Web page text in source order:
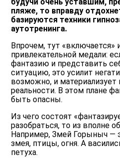
пляже, то вправду
базируются техники
аутотренинга.
Впрочем, тут «включается»
привлекательной медали:
фантазию и представить
ситуацию, это усилит
возможно, и
реальности. В этом плане
быть опасны.
Из чего состоят
разобраться, то из вполне
Например, Змей Горыныч —
змея, птицы, огня. А
петуха.